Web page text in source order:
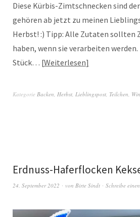
Diese Kürbis-Zimtschnecken sind
gehören ab jetzt zu meinen
Herbst! :) Tipp: Alle Zutaten
haben, wenn sie verarbeiten
Stück… Weiterlesen
Kategorie Backen, Herbst, Lieblingspost, Teilchen,
Erdnuss-Haferflocken
24. September 2022 von Birte Sindt Schreibe